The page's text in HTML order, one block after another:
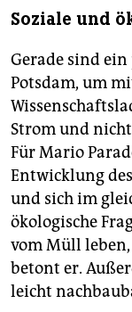
Soziale und
Gerade sind ein
Potsdam, um
Strom und
Für Mario
Entwicklung
und sich im
ökologische
vom Müll leben,
betont er.
leicht